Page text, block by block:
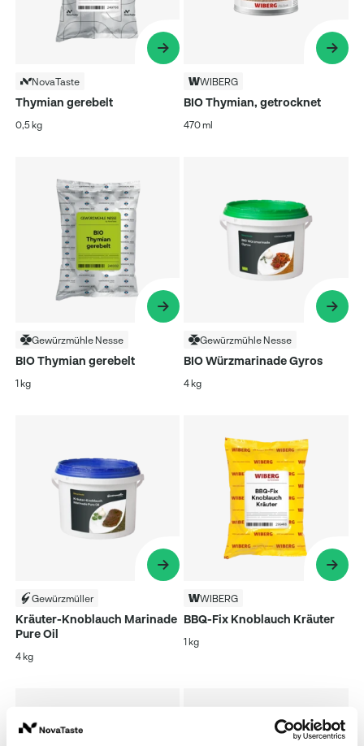
NovaTaste
Thymian gerebelt
0,5 kg
WIBERG
BIO Thymian, getrocknet
470 ml
Gewürzmühle Nesse
BIO Thymian gerebelt
1 kg
Gewürzmühle Nesse
BIO Würzmarinade Gyros
4 kg
Gewürzmüller
Kräuter-Knoblauch Marinade
Pure Oil
4 kg
WIBERG
BBQ-Fix Knoblauch Kräuter
1 kg